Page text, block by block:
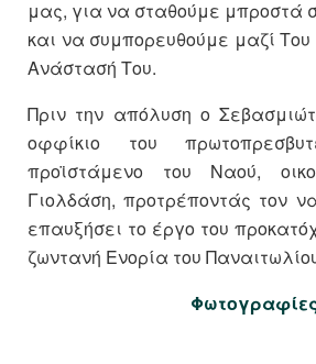
μας, για να σταθούμε μπροστά
και να συμπορευθούμε μαζί Του
Ανάστασή Του.
Πριν την απόλυση ο
οφφίκιο του
προϊστάμενο του Ναού,
Γιολδάση, προτρέποντάς τον
επαυξήσει το έργο του
ζωντανή Ενορία του